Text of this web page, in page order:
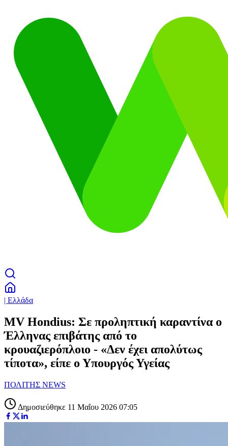
| Ελλάδα
MV Hondius: Σε προληπτική καραντίνα ο
Έλληνας επιβάτης από το
κρουαζιερόπλοιο - «Δεν έχει απολύτως
τίποτα», είπε ο Υπουργός Υγείας
ΠΟΛΙΤΗΣ NEWS
Δημοσιεύθηκε 11 Μαΐου 2026 07:05